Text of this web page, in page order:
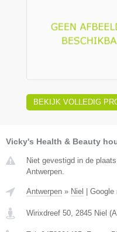
BEKIJK VOLLEDIG
Vicky's Health & Beauty
Niet gevestigd in de
Antwerpen.
Antwerpen » Niel | Google
Wirixdreef 50 2845 Niel (